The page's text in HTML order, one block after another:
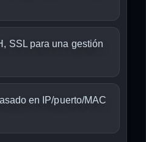
SSL para una gestión
en IP/puerto/MAC